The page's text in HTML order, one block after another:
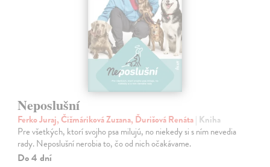
Neposlušní
Ferko Juraj, Čižmáriková Zuzana, Ďurišová Renáta| Kniha
Pre všetkých, ktorí svojho psa milujú, no niekedy si s ním nevedia
rady. Neposlušní nerobia to, čo od nich očakávame.
Do 4 dní